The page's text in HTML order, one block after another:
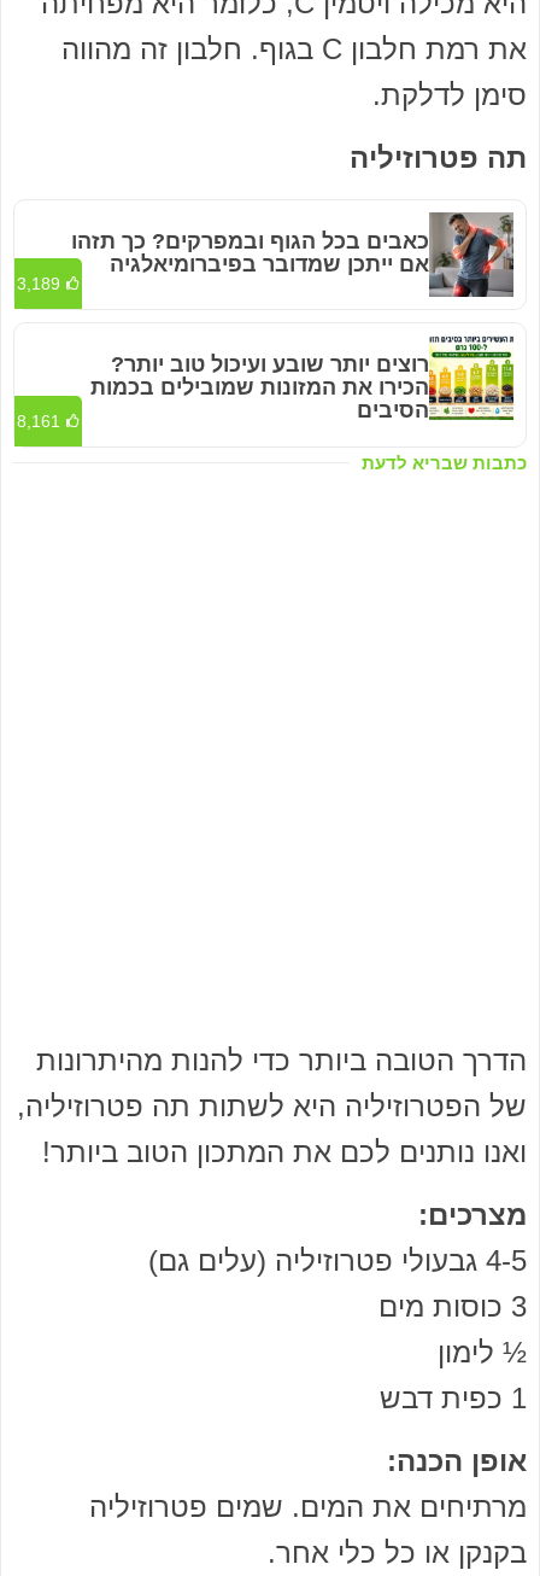
את רמת חלבון C בגוף. חלבון זה מהווה
סימן לדלקת.
תה פטרוזיליה
כתבות שבריא לדעת
כאבים בכל הגוף ובמפרקים? כך תזהו
אם ייתכן שמדובר בפיברומיאלגיה
3,189
רוצים יותר שובע ועיכול טוב יותר?
הכירו את המזונות שמובילים בכמות
הסיבים
8,161
הדרך הטובה ביותר כדי להנות מהיתרונות
של הפטרוזיליה היא לשתות תה פטרוזיליה,
ואנו נותנים לכם את המתכון הטוב ביותר!
מצרכים:
4-5 גבעולי פטרוזיליה (עלים גם)
3 כוסות מים
½ לימון
1 כפית דבש
אופן הכנה:
מרתיחים את המים. שמים פטרוזיליה
בקנקן או כל כלי אחר.